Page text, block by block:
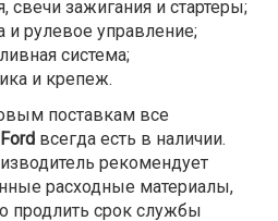
свечи зажигания и стартеры;
и рулевое управление;
система;
и крепеж.
поставкам все
всегда есть в наличии.
рекомендует
расходные материалы,
продлить срок службы